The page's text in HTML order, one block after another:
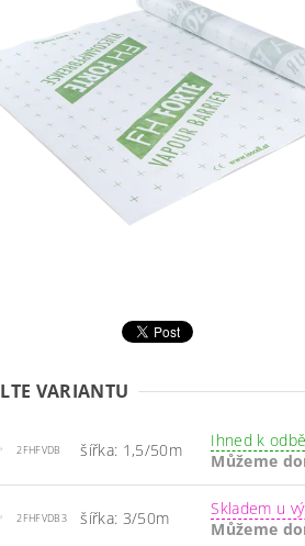
VARIANTU
2FHFVDB šířka: 1,5/50m
Ihned k
Můžeme
2FHFVDB3 šířka: 3/50m
Skladem u
Můžeme